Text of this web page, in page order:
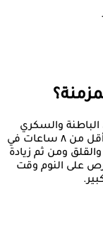
والسكري
بمعهد القلب، أن النوم عدد ساعات غير كافي أقل من ٨ ساعات في
ومن ثم زيادة
على النوم وقت